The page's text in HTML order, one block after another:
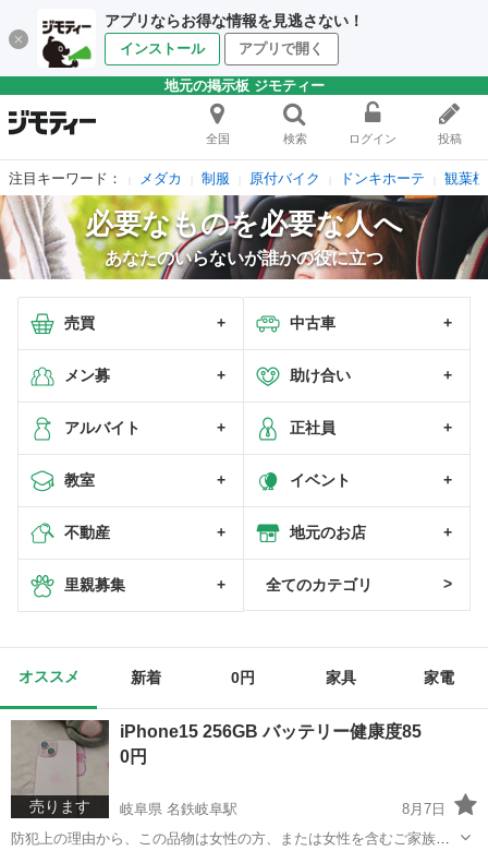
アプリならお得な情報を見逃さない！
インストール アプリで開く
地元の掲示板 ジモティー
全国 検索 ログイン 投稿
注目キーワード： メダカ 制服 原付バイク ドンキホーテ 観葉
必要なものを必要な人へ
あなたのいらないが誰かの役に立つ
売買 中古車
メン募 助け合い
アルバイト 正社員
教室 イベント
不動産 地元のお店
里親募集 全てのカテゴリ
オススメ 新着 0円 家具 家電
売ります
iPhone15 256GB バッテリー健康度85
0円
岐阜県 名鉄岐阜駅
8月7日
防犯上の理由から、この品物は女性の方、または女性を含むご家族の